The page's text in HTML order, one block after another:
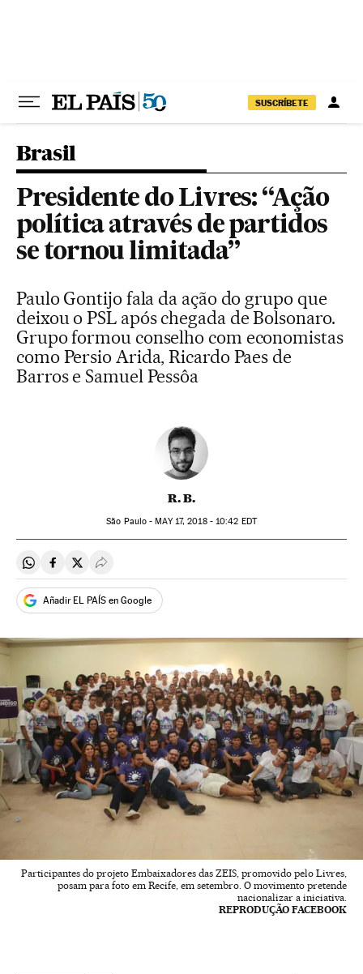
SUSCRÍBETE
Brasil
Presidente do Livres: “Ação
política através de partidos
se tornou limitada”
Paulo Gontijo fala da ação do grupo que
deixou o PSL após chegada de Bolsonaro.
Grupo formou conselho com economistas
como Persio Arida, Ricardo Paes de
Barros e Samuel Pessôa
R. B.
São Paulo -MAY17, 2018 - 10:42 EDT
Compartir en Whatsapp
Compartir en Facebook
Compartir en Twitter
Desplegar Redes Sociales
Añadir EL PAÍS en Google
Participantes do projeto Embaixadores das ZEIS, promovido pelo Livres,
posam para foto em Recife, em setembro. O movimento pretende
nacionalizar a iniciativa.
REPRODUÇÃO FACEBOOK